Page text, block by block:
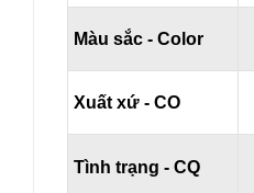
Màu sắc - Color
Xuất xứ - CO
Tình trạng - CQ